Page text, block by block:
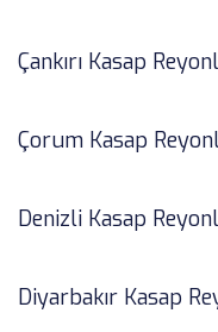
Çankırı Kasap
Çorum Kasap
Denizli Kasap
Diyarbakır Kasap